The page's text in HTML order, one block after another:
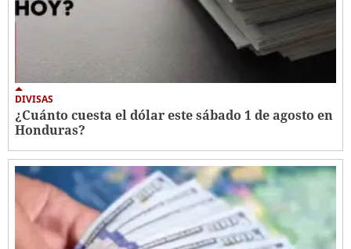
DIVISAS
¿Cuánto cuesta el dólar este sábado 1 de agosto en
Honduras?